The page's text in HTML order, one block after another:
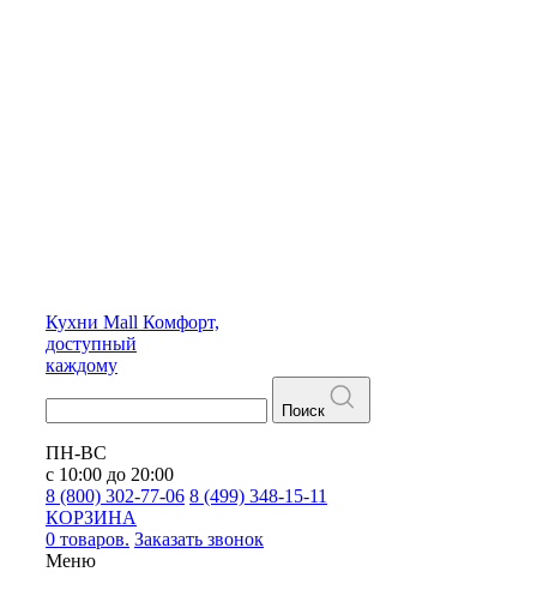
Кухни Mall Комфорт,
доступный
каждому
Поиск
ПН-ВС
с 10:00 до 20:00
8 (800) 302-77-06 8 (499) 348-15-11
КОРЗИНА
0 товаров. Заказать звонок
Меню